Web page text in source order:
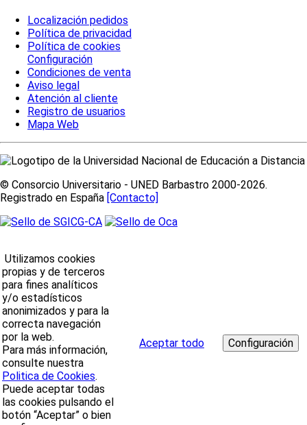
Localización pedidos
Política de privacidad
Política de cookies
Configuración
Condiciones de venta
Aviso legal
Atención al cliente
Registro de usuarios
Mapa Web
© Consorcio Universitario - UNED Barbastro 2000-2026.
Registrado en España [Contacto]
Utilizamos cookies
propias y de terceros
para fines analíticos
y/o estadísticos
anonimizados y para la
correcta navegación
por la web.
Para más información,
consulte nuestra
Politica de Cookies.
Puede aceptar todas
las cookies pulsando el
botón “Aceptar” o bien
Aceptar todo